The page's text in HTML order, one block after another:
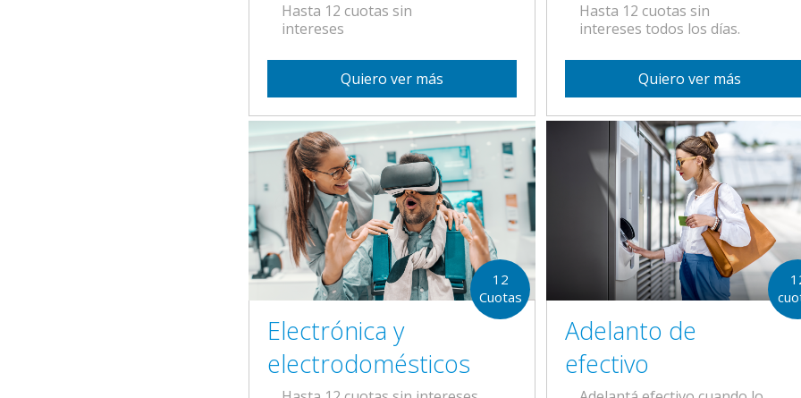
Hasta 12 cuotas sin
intereses
Quiero ver más
Hasta 12 cuotas sin
intereses todos los días.
Quiero ver más
12
Cuotas
Electrónica y
electrodomésticos
Adelanto de
efectivo